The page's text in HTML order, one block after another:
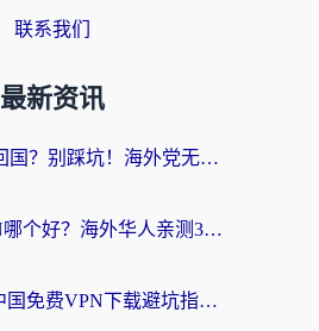
联系我们
最新资讯
NordVPN翻墙回国？别踩坑！海外党无缝访问国内资源的真实指南
斧牛和ChickCN哪个好？海外华人亲测3款回国加速器+免费试用攻略
海外党必看：中国免费VPN下载避坑指南 + 无缝访问国内资源的终极方案